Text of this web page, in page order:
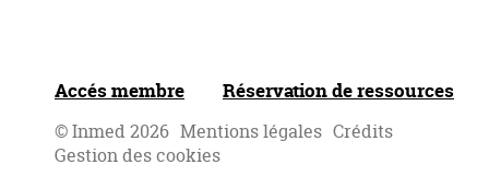
Accés membre Réservation de ressources
© Inmed 2026 Mentions légales Crédits
Gestion des cookies